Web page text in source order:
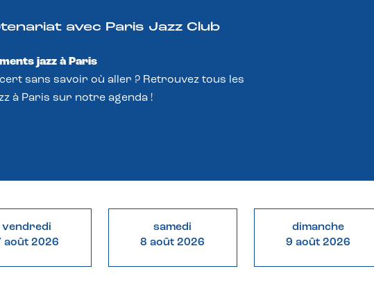
avec Paris Jazz Club
jazz à Paris
sans savoir où aller ? Retrouvez tous les
à Paris sur notre agenda !
vendredi
août 2026
samedi
8 août 2026
dimanche
9 août 2026